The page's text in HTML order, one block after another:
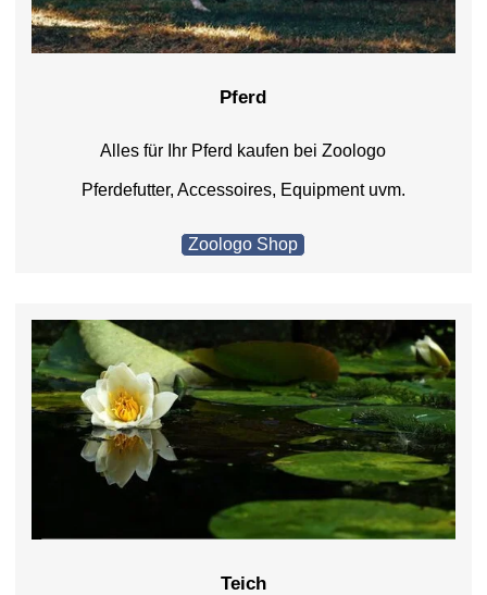
Pferd
Alles für Ihr Pferd kaufen bei Zoologo
Pferdefutter, Accessoires, Equipment uvm.
Zoologo Shop
Teich